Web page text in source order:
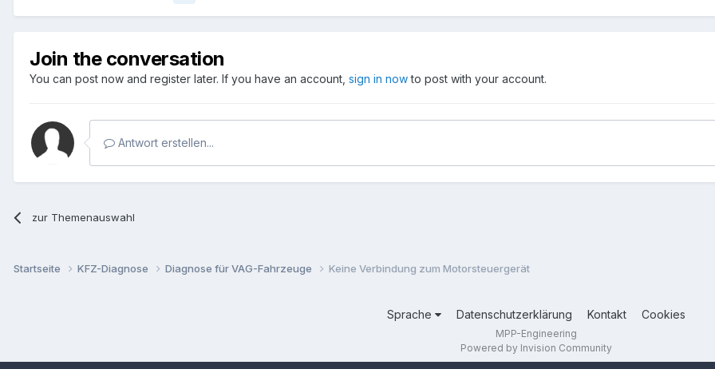
Join the conversation
You can post now and register later. If you have an account, sign in nowto post with your account.
Antwort erstellen...
zur Themenauswahl
Startseite KFZ-Diagnose Diagnose für VAG-Fahrzeuge Keine Verbindung zum Motorsteuergerät
Sprache Datenschutzerklärung Kontakt Cookies
MPP-Engineering
Powered by Invision Community